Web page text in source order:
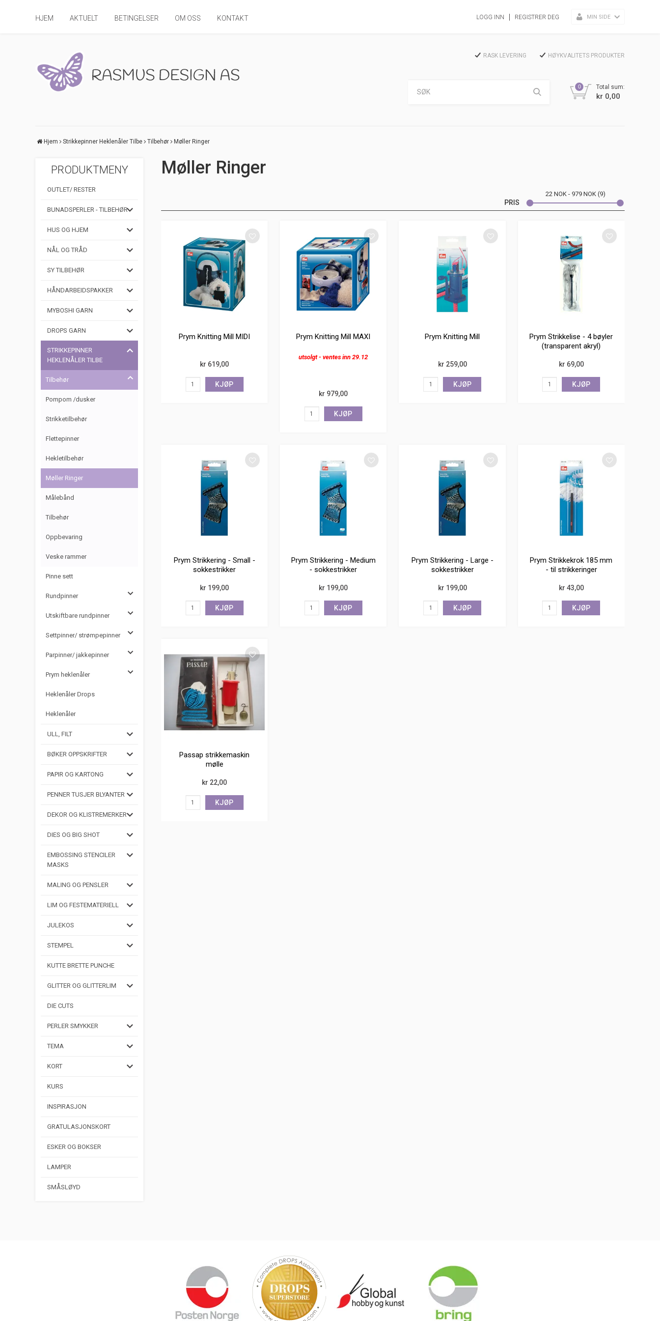
HJEM AKTUELT BETINGELSER OM OSS KONTAKT LOGG INN REGISTRER DEG MIN SIDE
RASK LEVERING HØYKVALITETS PRODUKTER
0 Total sum:
kr 0,00
Hjem Strikkepinner Heklenåler Tilbe Tilbehør Møller Ringer
PRODUKTMENY
OUTLET/ RESTER
BUNADSPERLER - TILBEHØR
HUS OG HJEM
NÅL OG TRÅD
SY TILBEHØR
HÅNDARBEIDSPAKKER
MYBOSHI GARN
DROPS GARN
STRIKKEPINNER
HEKLENÅLER TILBE
Tilbehør
Pompom /dusker
Strikketilbehør
Flettepinner
Hekletilbehør
Møller Ringer
Målebånd
Tilbehør
Oppbevaring
Veske rammer
Pinne sett
Rundpinner
Utskiftbare rundpinner
Settpinner/ strømpepinner
Parpinner/ jakkepinner
Prym heklenåler
Heklenåler Drops
Heklenåler
ULL, FILT
BØKER OPPSKRIFTER
PAPIR OG KARTONG
PENNER TUSJER BLYANTER
DEKOR OG KLISTREMERKER
DIES OG BIG SHOT
EMBOSSING STENCILER
MASKS
MALING OG PENSLER
LIM OG FESTEMATERIELL
JULEKOS
STEMPEL
KUTTE BRETTE PUNCHE
GLITTER OG GLITTERLIM
DIE CUTS
PERLER SMYKKER
TEMA
KORT
KURS
INSPIRASJON
GRATULASJONSKORT
ESKER OG BOKSER
LAMPER
SMÅSLØYD
Møller Ringer
PRIS
22 NOK 979 NOK 9
Prym Knitting Mill MIDI
kr 619,00
KJØP
Prym Knitting Mill MAXI
utsolgt - ventes inn 29.12
kr 979,00
KJØP
Prym Knitting Mill
kr 259,00
KJØP
Prym Strikkelise - 4 bøyler
(transparent akryl)
kr 69,00
KJØP
Prym Strikkering - Small -
sokkestrikker
kr 199,00
KJØP
Prym Strikkering - Medium
- sokkestrikker
kr 199,00
KJØP
Prym Strikkering - Large -
sokkestrikker
kr 199,00
KJØP
Prym Strikkekrok 185 mm
- til strikkeringer
kr 43,00
KJØP
Passap strikkemaskin
mølle
kr 22,00
KJØP